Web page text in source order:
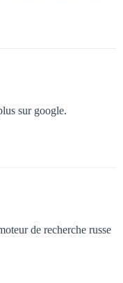
sur google.
de recherche russe